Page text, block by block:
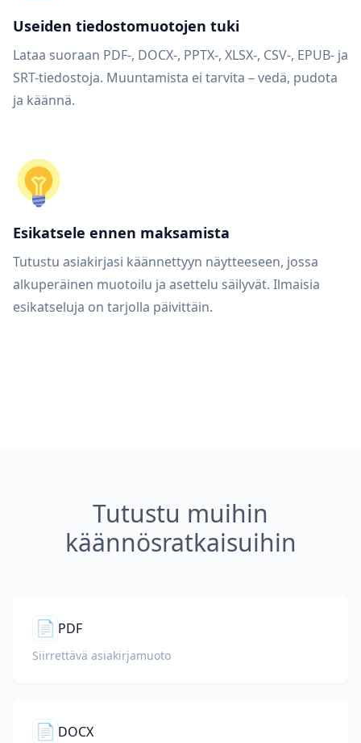
Useiden tiedostomuotojen tuki
Lataa suoraan PDF-, DOCX-, PPTX-, XLSX-, CSV-, EPUB- ja
SRT-tiedostoja. Muuntamista ei tarvita – vedä, pudota
ja käännä.
Esikatsele ennen maksamista
Tutustu asiakirjasi käännettyyn näytteeseen, jossa
alkuperäinen muotoilu ja asettelu säilyvät. Ilmaisia
esikatseluja on tarjolla päivittäin.
Tutustu muihin
käännösratkaisuihin
📄 PDF
Siirrettävä asiakirjamuoto
📄 DOCX